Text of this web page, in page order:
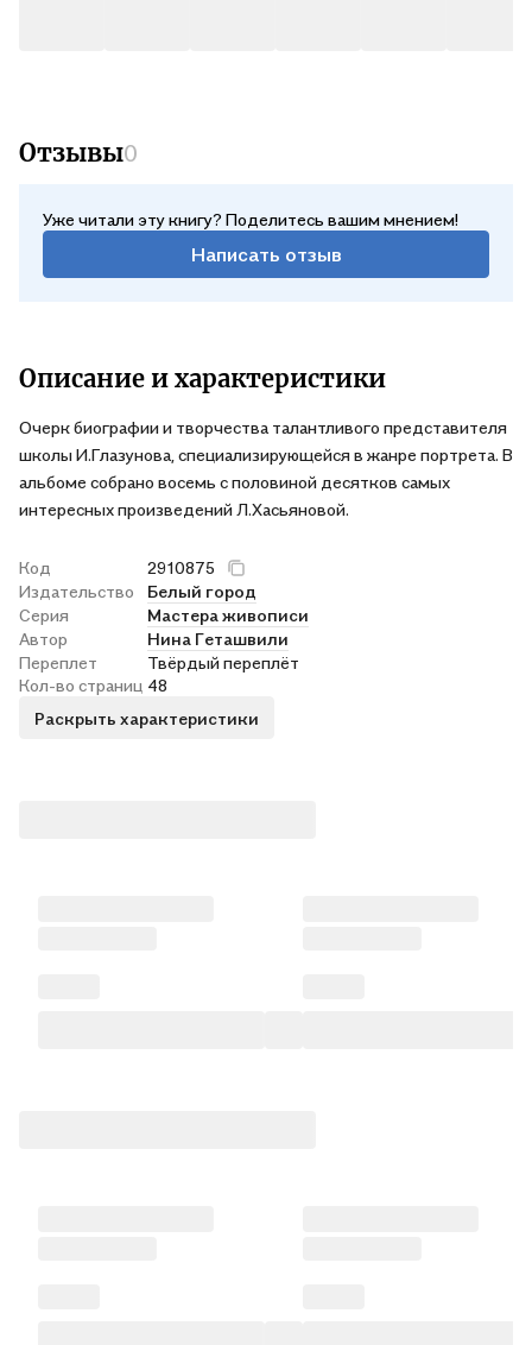
Отзывы0
Уже читали эту книгу? Поделитесь вашим мнением!
Написать отзыв
Описание и характеристики
Очерк биографии и творчества талантливого представителя
школы И.Глазунова, специализирующейся в жанре портрета. В
альбоме собрано восемь с половиной десятков самых
интересных произведений Л.Хасьяновой.
Код
2910875
Издательство
Белый город
Серия
Мастера живописи
Автор
Нина Геташвили
Переплет
Твёрдый переплёт
Кол-во страниц 48
Раскрыть характеристики